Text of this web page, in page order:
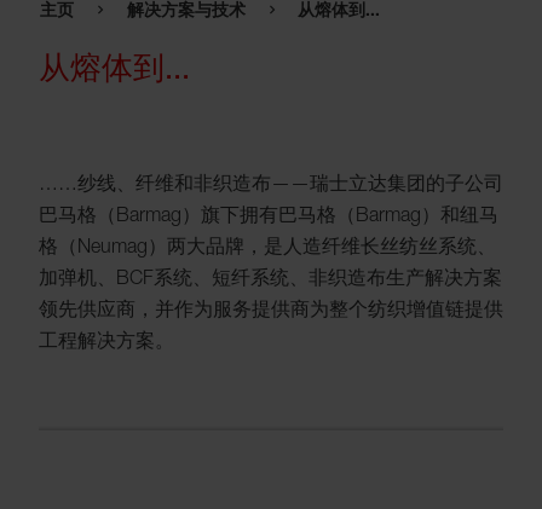
主页 解决方案与技术 从熔体到...
从熔体到...
……纱线、纤维和非织造布——瑞士立达集团的子公司
巴马格（Barmag）旗下拥有巴马格（Barmag）和纽马
格（Neumag）两大品牌，是人造纤维长丝纺丝系统、
加弹机、BCF系统、短纤系统、非织造布生产解决方案
领先供应商，并作为服务提供商为整个纺织增值链提供
工程解决方案。